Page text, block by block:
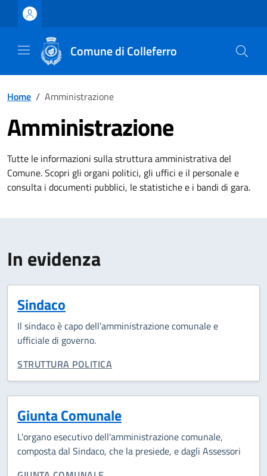
Vai ai contenuti
Vai al footer
Comune di Colleferro
Home / Amministrazione
Amministrazione
Tutte le informazioni sulla struttura amministrativa del
Comune. Scopri gli organi politici, gli uffici e il personale e
consulta i documenti pubblici, le statistiche e i bandi di gara.
In evidenza
Sindaco
Il sindaco è capo dell’amministrazione comunale e
ufficiale di governo.
CATEGORIA CORRELATA:
STRUTTURA POLITICA
Giunta Comunale
L'organo esecutivo dell'amministrazione comunale,
composta dal Sindaco, che la presiede, e dagli Assessori